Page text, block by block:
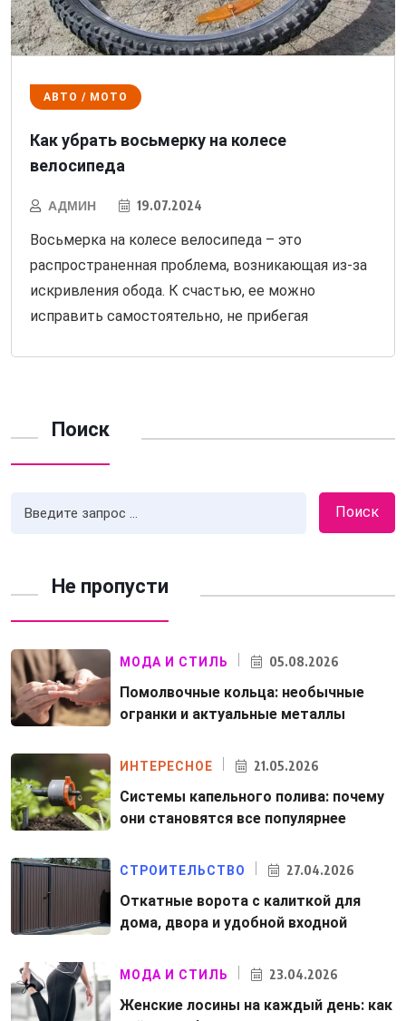
АВТО / МОТО
Как убрать восьмерку на колесе
велосипеда
АДМИН 19.07.2024
Восьмерка на колесе велосипеда – это
распространенная проблема, возникающая из-за
искривления обода. К счастью, ее можно
исправить самостоятельно, не прибегая
Поиск
Поиск
Не пропусти
МОДА И СТИЛЬ 05.08.2026
Помолвочные кольца: необычные
огранки и актуальные металлы
ИНТЕРЕСНОЕ 21.05.2026
Системы капельного полива: почему
они становятся все популярнее
СТРОИТЕЛЬСТВО 27.04.2026
Откатные ворота с калиткой для
дома, двора и удобной входной
МОДА И СТИЛЬ 23.04.2026
Женские лосины на каждый день: как